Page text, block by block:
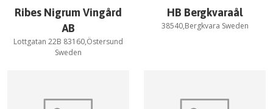
Ribes Nigrum Vingård
AB
Lottgatan 22B 83160,Östersund
Sweden
HB Bergkvaraål
38540,Bergkvara Sweden